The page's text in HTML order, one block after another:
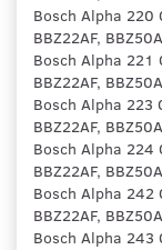
Bosch Alpha 220
BBZ22AF,
Bosch Alpha 221
BBZ22AF,
Bosch Alpha 223
BBZ22AF,
Bosch Alpha 224
BBZ22AF,
Bosch Alpha 242
BBZ22AF,
Bosch Alpha 243